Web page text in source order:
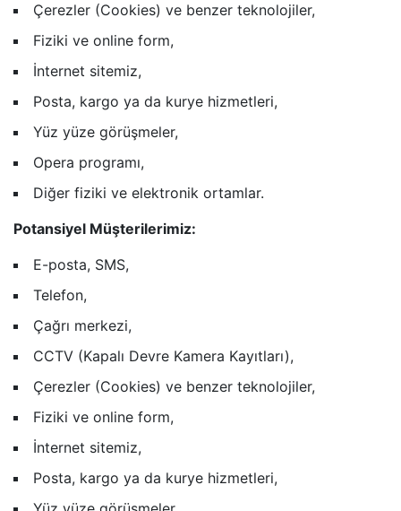
Çerezler (Cookies) ve benzer teknolojiler,
Fiziki ve online form,
İnternet sitemiz,
Posta, kargo ya da kurye hizmetleri,
Yüz yüze görüşmeler,
Opera programı,
Diğer fiziki ve elektronik ortamlar.
Potansiyel Müşterilerimiz:
E-posta, SMS,
Telefon,
Çağrı merkezi,
CCTV (Kapalı Devre Kamera Kayıtları),
Çerezler (Cookies) ve benzer teknolojiler,
Fiziki ve online form,
İnternet sitemiz,
Posta, kargo ya da kurye hizmetleri,